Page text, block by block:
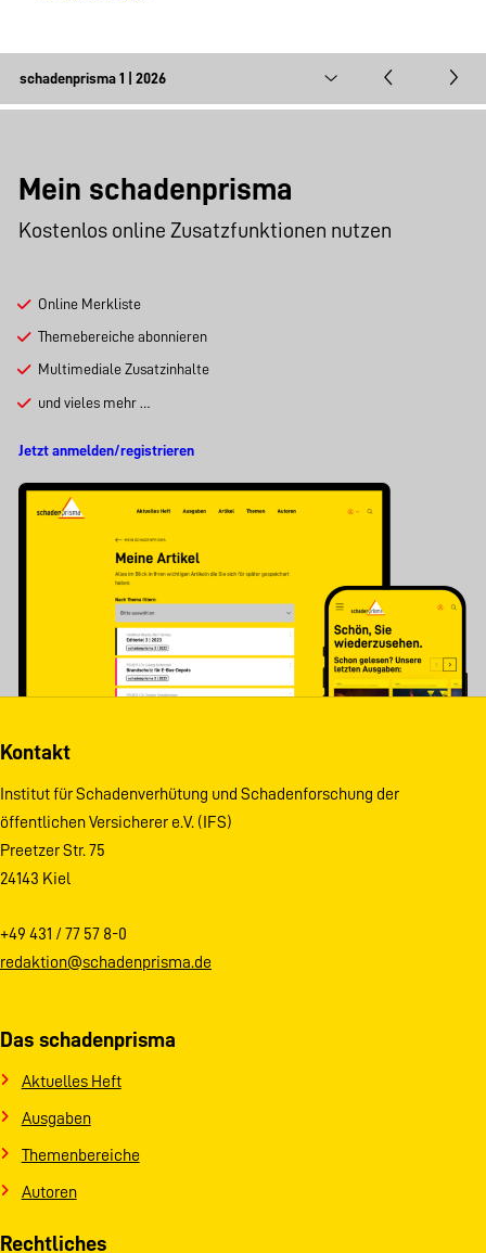
Mein schadenprisma
Kostenlos online Zusatzfunktionen nutzen
Online Merkliste
Themebereiche abonnieren
Multimediale Zusatzinhalte
und vieles mehr …
Jetzt anmelden/registrieren
Kontakt
Institut für Schadenverhütung und Schadenforschung der
öffentlichen Versicherer e.V. (IFS)
Preetzer Str. 75
24143 Kiel
+49 431 / 77 57 8-0
redaktion@schadenprisma.de
Das schadenprisma
Aktuelles Heft
Ausgaben
Themenbereiche
Autoren
Rechtliches